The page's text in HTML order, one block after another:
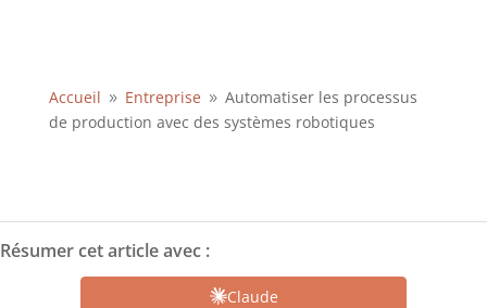
Accueil 9 Entreprise 9 Automatiser les processus
de production avec des systèmes robotiques
Résumer cet article avec :
Claude